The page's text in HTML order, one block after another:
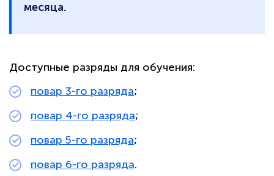
месяца.
Доступные разряды для обучения:
повар 3-го разряда;
повар 4-го разряда;
повар 5-го разряда;
повар 6-го разряда.